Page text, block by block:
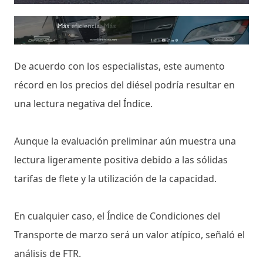
De acuerdo con los especialistas, este aumento
récord en los precios del diésel podría resultar en
una lectura negativa del Índice.
Aunque la evaluación preliminar aún muestra una
lectura ligeramente positiva debido a las sólidas
tarifas de flete y la utilización de la capacidad.
En cualquier caso, el Índice de Condiciones del
Transporte de marzo será un valor atípico, señaló el
análisis de FTR.